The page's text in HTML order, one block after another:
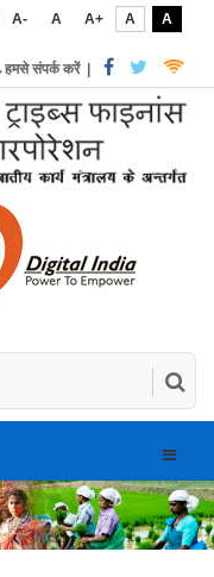
A- A A+ A
A
हमसे संपर्क करें|
Toggle